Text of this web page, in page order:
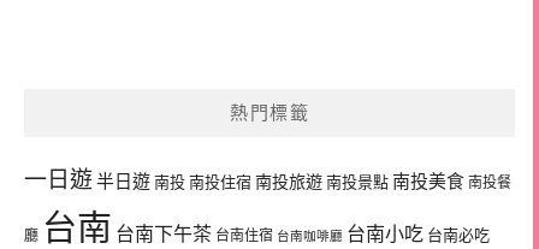
熱門標籤
一日遊半日遊 南投 南投住宿 南投旅遊 南投景點 南投美食 南投餐
廳 台南 台南下午茶 台南住宿 台南咖啡廳 台南小吃 台南必吃